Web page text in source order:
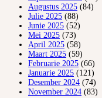
Augustus 2025 (84)
Julie 2025 (88)
Junie 2025 (52)
Mei 2025 (73)
April 2025 (58)
Maart 2025 (59)
Februarie 2025 (66)
Januarie 2025 (121)
Desember 2024 (74)
November 2024 (83)